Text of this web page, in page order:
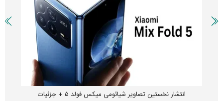
انتشار نخستین تصاویر شیائومی میکس فولد ۵ + جزئیات